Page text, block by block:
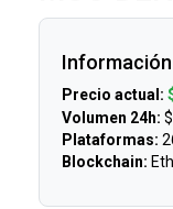
Precio actual:
Volumen 24h:
Plataformas:
Blockchain: